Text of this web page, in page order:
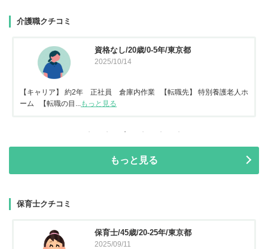
介護職クチコミ
資格なし/20歳/0-5年/東京都
2025/10/14
【キャリア】 約2年 正社員 倉庫内作業 【転職先】 特別養護老人ホ
ーム 【転職の目...
もっと見る
もっと見る
保育士クチコミ
保育士/45歳/20-25年/東京都
2025/09/11